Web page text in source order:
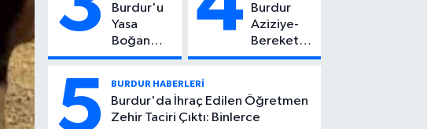
Kötü Haber!
Burdur'u
Yasa
Boğan
Ölüm:
Can Atıcı
Genç
Yaşta
Burdur
Aziziye-
Bereket
Köyü
Feci Kaza:
1 Ölü, 2
Yaralı
5 BURDUR HABERLERİ
Burdur'da İhraç Edilen Öğretmen
Zehir Taciri Çıktı: Binlerce